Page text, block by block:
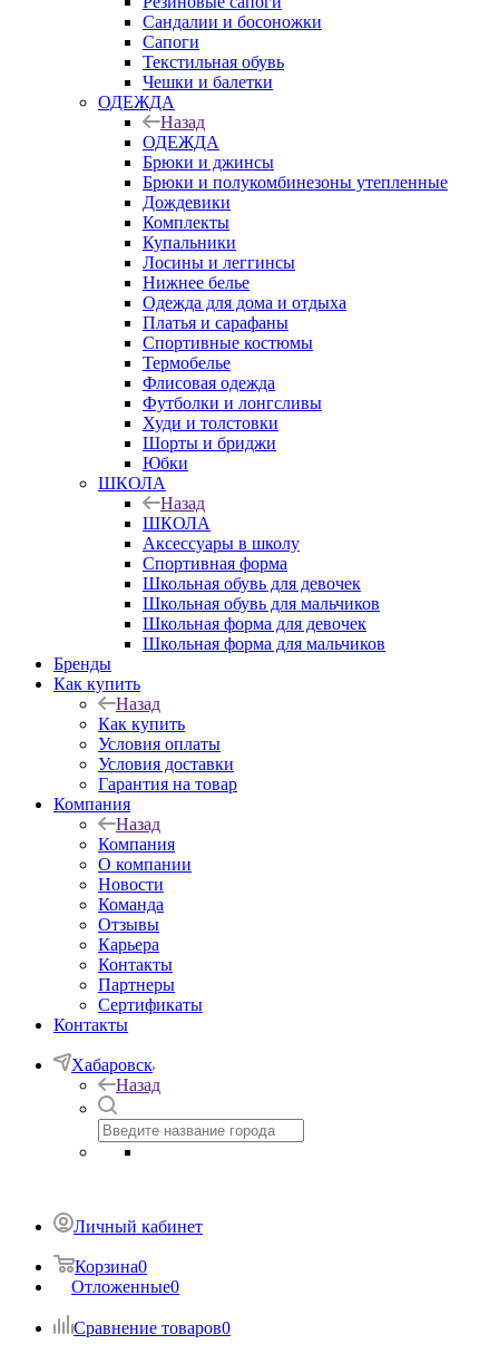
Сандалии и босоножки
Сапоги
Текстильная обувь
Чешки и балетки
ОДЕЖДА
Назад
ОДЕЖДА
Брюки и джинсы
Брюки и полукомбинезоны утепленные
Дождевики
Комплекты
Купальники
Лосины и леггинсы
Нижнее белье
Одежда для дома и отдыха
Платья и сарафаны
Спортивные костюмы
Термобелье
Флисовая одежда
Футболки и лонгсливы
Худи и толстовки
Шорты и бриджи
Юбки
ШКОЛА
Назад
ШКОЛА
Аксессуары в школу
Спортивная форма
Школьная обувь для девочек
Школьная обувь для мальчиков
Школьная форма для девочек
Школьная форма для мальчиков
Бренды
Как купить
Назад
Как купить
Условия оплаты
Условия доставки
Гарантия на товар
Компания
Назад
Компания
О компании
Новости
Команда
Отзывы
Карьера
Контакты
Партнеры
Сертификаты
Контакты
Хабаровск
Назад
Личный кабинет
Корзина0
Отложенные0
Сравнение товаров0